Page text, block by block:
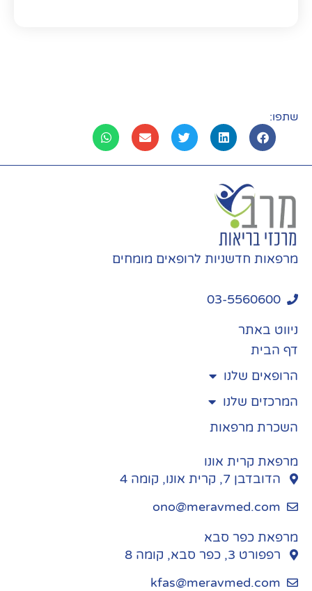
שתפו:
מרפאות חדשניות לרופאים מומחים
03-5560600
ניווט באתר
דף הבית
הרופאים שלנו
המרכזים שלנו
השכרת מרפאות
מרפאת קרית אונו
הדובדבן 7, קרית אונו, קומה 4
ono@meravmed.com
מרפאת כפר סבא
רפפורט 3, כפר סבא, קומה 8
kfas@meravmed.com